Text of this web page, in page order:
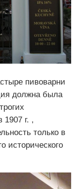
пивоварни
должна была
1907 г. ,
только в
исторического